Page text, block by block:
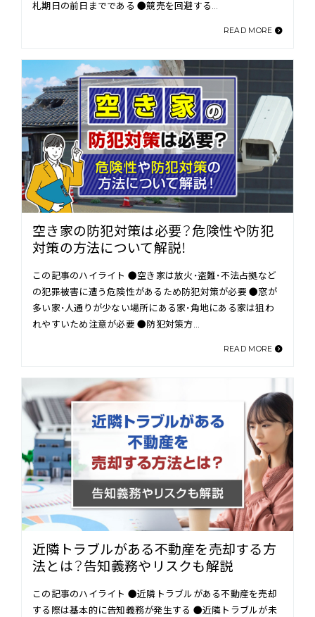
札期日の前日までである ●競売を回避する…
READ MORE
空き家の防犯対策は必要？危険性や防犯
対策の方法について解説！
この記事のハイライト ●空き家は放火・盗難・不法占拠など
の犯罪被害に遭う危険性があるため防犯対策が必要 ●窓が
多い家・人通りが少ない場所にある家・角地にある家は狙わ
れやすいため注意が必要 ●防犯対策方…
READ MORE
近隣トラブルがある不動産を売却する方
法とは？告知義務やリスクも解説
この記事のハイライト ●近隣トラブルがある不動産を売却
する際は基本的に告知義務が発生する ●近隣トラブルが未